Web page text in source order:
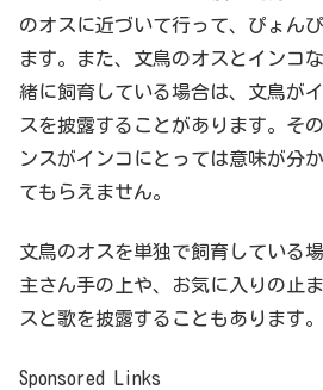
のオスに近づいて行って、ぴょん
ます。また、文鳥のオスとインコ
緒に飼育している場合は、文鳥が
スを披露することがあります。そ
ンスがインコにとっては意味が分
てもらえません。
文鳥のオスを単独で飼育している
主さん手の上や、お気に入りの止
スと歌を披露することもあります。
Sponsored Links